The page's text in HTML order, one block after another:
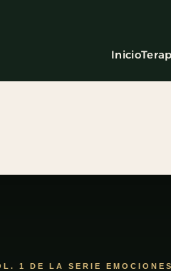
Inicio
1 DE LA SERIE EMOCIONES